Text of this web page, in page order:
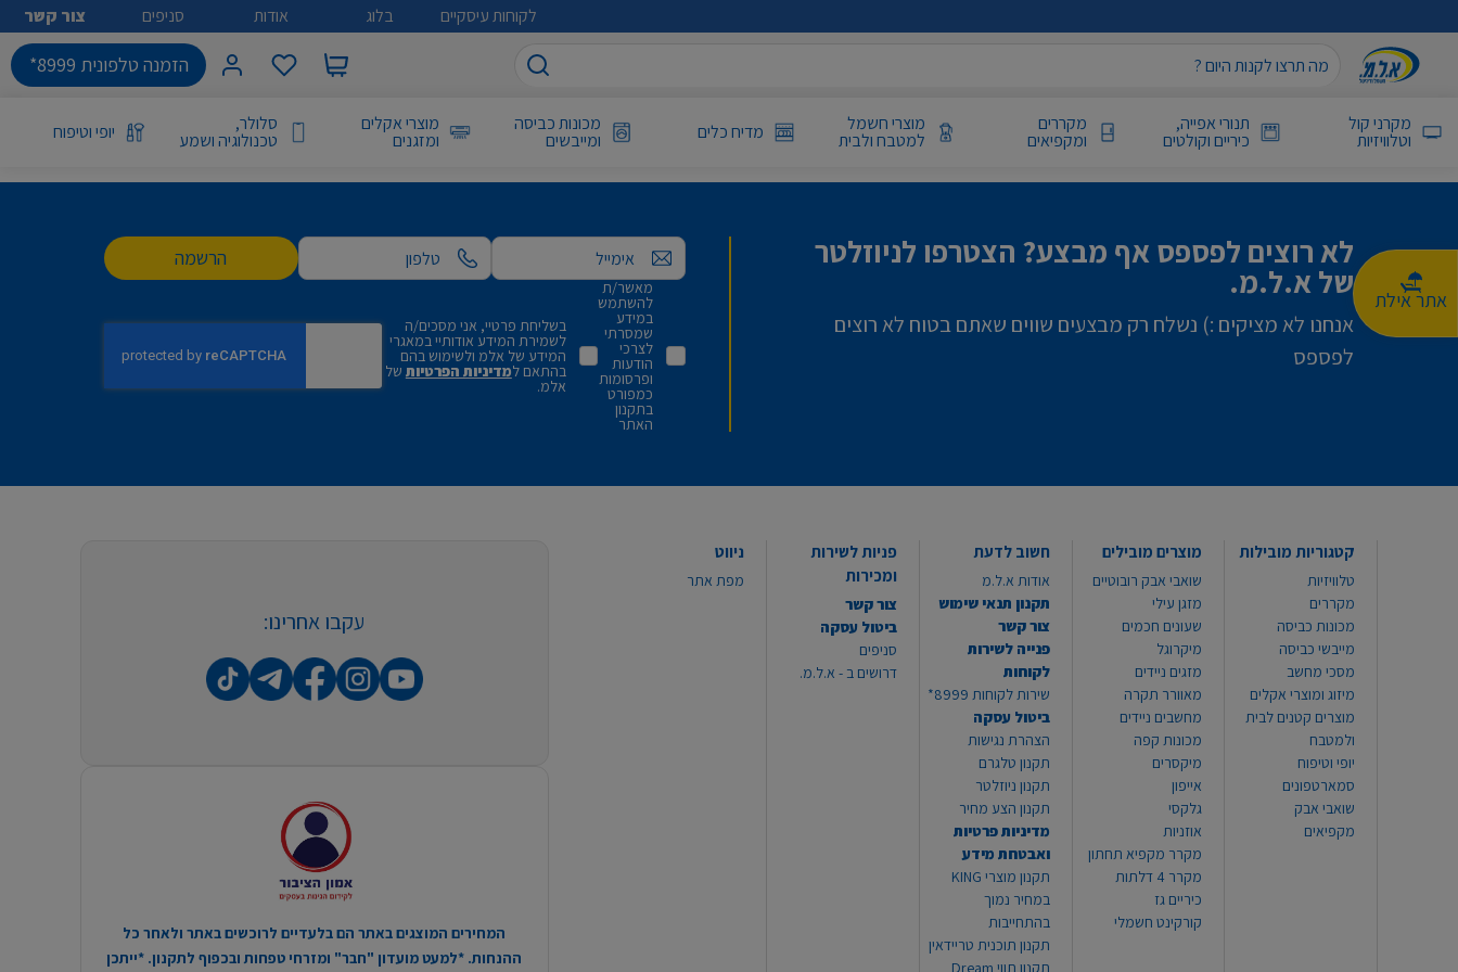
אתר אילת
לקוחות עיסקיים בלוג אודות סניפים צור קשר
הזמנה טלפונית 8999*
מקרני קול
וטלוויזיות
תנורי אפייה,
כיריים וקולטים
מקררים
ומקפיאים
מוצרי חשמל
למטבח ולבית מדיח כלים מכונות כביסה
ומייבשים
מוצרי אקלים
ומזגנים
סלולר,
טכנולוגיה ושמע יופי וטיפוח
לא רוצים לפספס אף מבצע? הצטרפו לניוזלטר
של א.ל.מ.
אנחנו לא מציקים :) נשלח רק מבצעים שווים שאתם בטוח לא רוצים
לפספס
אימייל הרשמה
מאשר/ת
להשתמש
במידע
שמסרתי
לצרכי
הודעות
ופרסומות
כמפורט
בתקנון
האתר
בשליחת פרטיי, אני מסכים/ה
לשמירת המידע אודותיי במאגרי
המידע של אלמ ולשימוש בהם
בהתאם למדיניות הפרטיות של
אלמ.
קטגוריות מובילות
טלוויזיות
מקררים
מכונות כביסה
מייבשי כביסה
מסכי מחשב
מיזוג ומוצרי אקלים
מוצרים קטנים לבית
ולמטבח
יופי וטיפוח
סמארטפונים
שואבי אבק
מקפיאים
מוצרים מובילים
שואבי אבק רובוטיים
מזגן עילי
שעונים חכמים
מיקרוגל
מזגים ניידים
מאוורר תקרה
מחשבים ניידים
מכונות קפה
מיקסרים
אייפון
גלקסי
אוזניות
מקרר מקפיא תחתון
מקרר 4 דלתות
כיריים גז
קורקינט חשמלי
חשוב לדעת
אודות א.ל.מ
תקנון תנאי שימוש
צור קשר
פנייה לשירות
לקוחות
שירות לקוחות 8999*
ביטול עסקה
הצהרת נגישות
תקנון טלגרם
תקנון ניוזלטר
תקנון הצע מחיר
מדיניות פרטיות
ואבטחת מידע
תקנון מוצרי KING
במחיר נמוך
בהתחייבות
תקנון תוכנית טריידאין
תקנון תווי Dream
פניות לשירות
ומכירות
צור קשר
ביטול עסקה
סניפים
דרושים ב - א.ל.מ.
ניווט
מפת אתר
עקבו אחרינו:
המחירים המוצגים באתר הם בלעדיים לרוכשים באתר ולאחר כל
ההנחות. *למעט מועדון "חבר" ומזרחי טפחות ובכפוף לתקנון. *ייתכן